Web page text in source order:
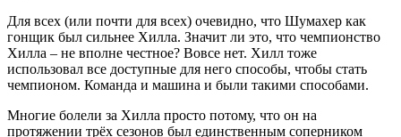
Для всех (или почти для всех) очевидно, что Шумахер как
гонщик был сильнее Хилла. Значит ли это, что чемпионство
Хилла – не вполне честное? Вовсе нет. Хилл тоже
использовал все доступные для него способы, чтобы стать
чемпионом. Команда и машина и были такими способами.
Многие болели за Хилла просто потому, что он на
протяжении трёх сезонов был единственным соперником